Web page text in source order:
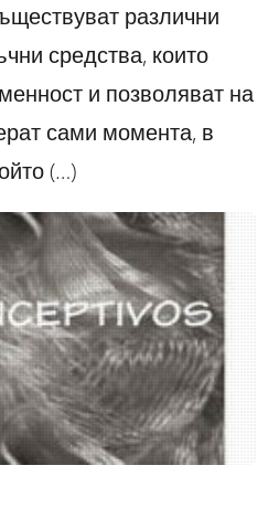
различни
средства, които
и позволяват на
сами момента, в
(…)